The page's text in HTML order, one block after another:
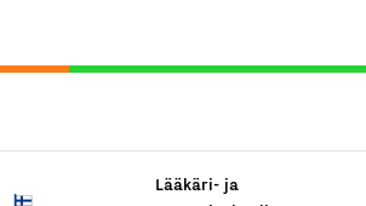
Lääkäri- ja